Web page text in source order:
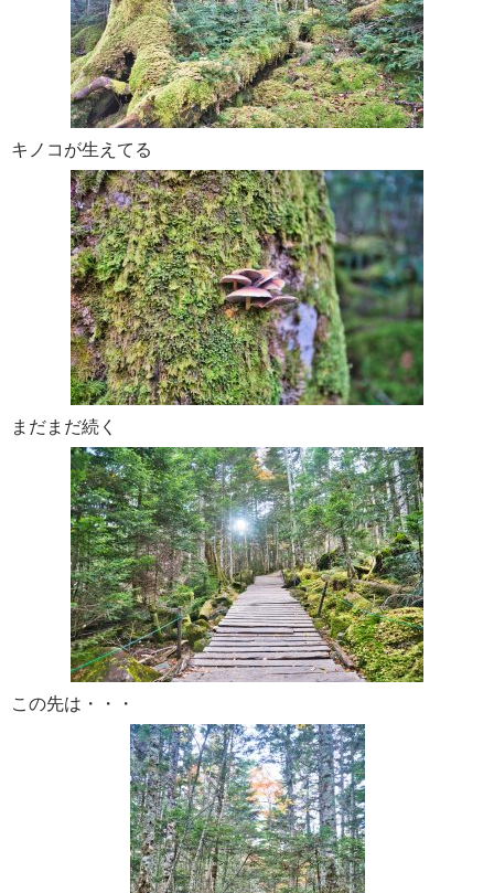
キノコが生えてる
まだまだ続く
この先は・・・